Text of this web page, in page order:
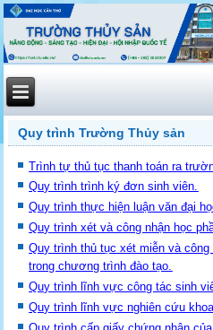
Quy trình Trường Thủy sản
Trình tự thủ tục thanh toán ra
Quy trình trình ký đơn sinh viên.
Quy trình thực hiện luận văn đại
Quy trình xét và công nhận học
Quy trình thủ tục xét miễn và
trong chương trình đào tạo.
Quy trình lĩnh vực công tác sinh
Quy trình lĩnh vực nghiên cứu